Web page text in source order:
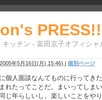
PRESS!!
キッチン - 富田京子オフィシャ
2005年5月16日(月) 15:46) | 個別ページ
個人面談なんてものに行ってき
れたってことだ。まいってしま
じ年らしいし。楽しいことをや